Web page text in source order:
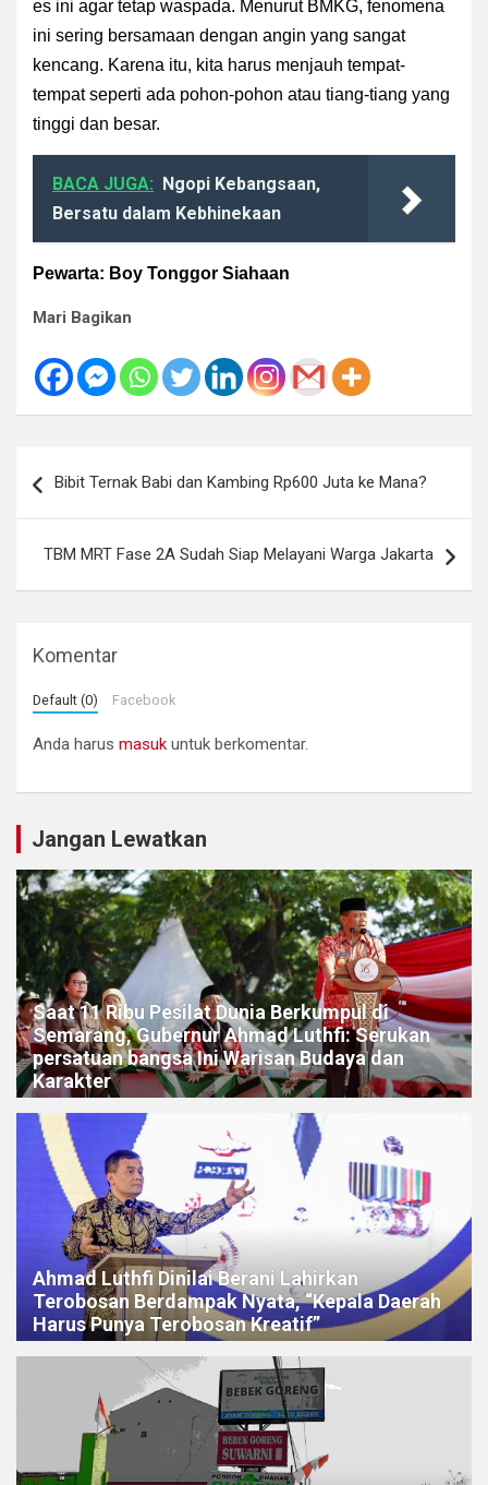
es ini agar tetap waspada. Menurut BMKG, fenomena
ini sering bersamaan dengan angin yang sangat
kencang. Karena itu, kita harus menjauh tempat-
tempat seperti ada pohon-pohon atau tiang-tiang yang
tinggi dan besar.
BACA JUGA:
Ngopi Kebangsaan,
Bersatu dalam Kebhinekaan
Pewarta: Boy Tonggor Siahaan
Mari Bagikan
posBibit Ternak Babi dan Kambing Rp600 Juta ke Mana?
TBM MRT Fase 2A Sudah Siap Melayani Warga Jakarta
Komentar
Default (0) Facebook
Anda harus masuk untuk berkomentar.
Jangan Lewatkan
Saat 11 Ribu Pesilat Dunia Berkumpul di
Semarang, Gubernur Ahmad Luthfi: Serukan
persatuan bangsa Ini Warisan Budaya dan
Karakter
Ahmad Luthfi Dinilai Berani Lahirkan
Terobosan Berdampak Nyata, “Kepala Daerah
Harus Punya Terobosan Kreatif”